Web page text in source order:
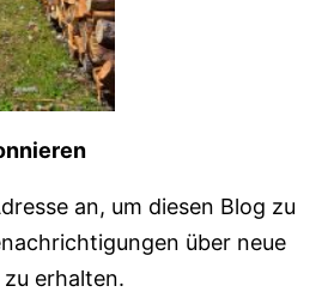
an, um diesen Blog zu
über neue
erhalten.